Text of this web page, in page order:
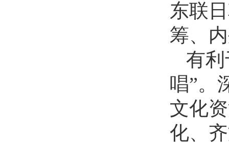
东联
筹、
有
唱”。
文化
化、